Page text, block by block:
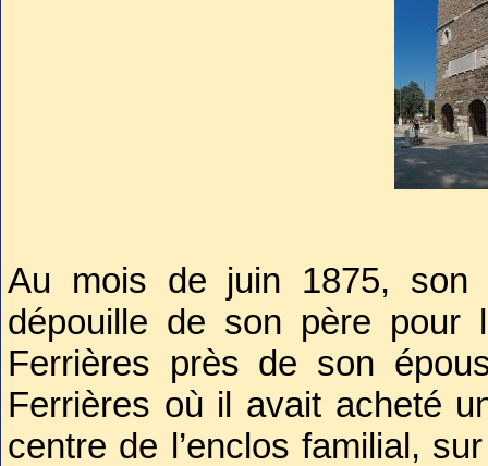
Au mois de juin 1875, son
dépouille de son père pour
Ferrières près de son
Ferrières où il avait acheté
centre de l’enclos familial,
Sénateur, de nouveau
d’Empire (1808),
efficacité, découvrit sa
la campagne contre
du ministère de l’Intérieur
le récompenser. Il le créa
son ministère de la Police
émissaire en Angleterre
sur la touche sous haute